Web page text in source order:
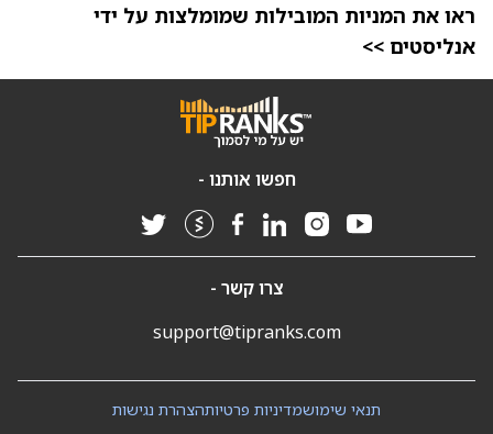
ראו את המניות המובילות שמומלצות על ידי
אנליסטים >>
חפשו אותנו -
צרו קשר -
support@tipranks.com
הצהרת נגישותמדיניות פרטיותתנאי שימוש